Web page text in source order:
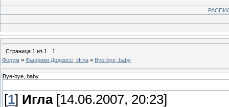
Страница 1 из 1
1
Форум » Фанфики Доджесс, Игла » Bye-bye, baby
Bye-bye, baby
[1] Игла[14.06.2007, 20:23]